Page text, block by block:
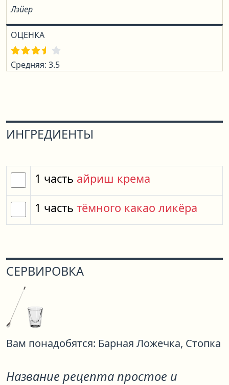
Лэйер
ОЦЕНКА
Средняя: 3.5
ИНГРЕДИЕНТЫ
1 часть айриш крема
1 часть тёмного какао ликёра
СЕРВИРОВКА
Вам понадобятся: Барная Ложечка, Стопка
Название рецепта простое и